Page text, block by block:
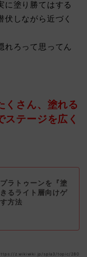
に塗り勝てはする
しながら近づく
れろって思ってん
くさん、塗れる
テージを広く
プラトゥーンを『塗
るライト層向けゲ
方法
https://z.wikiwiki.jp/spla3/topic/280